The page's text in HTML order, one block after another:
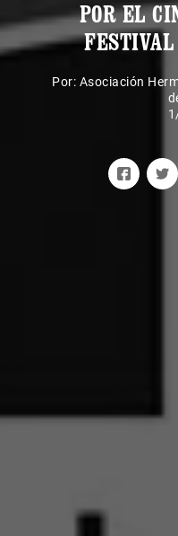
POR EL
Por: Asociación